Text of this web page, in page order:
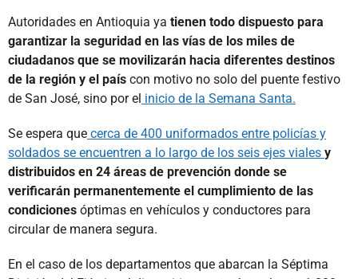
Autoridades en Antioquia ya tienen todo dispuesto para
garantizar la seguridad en las vías de los miles de
ciudadanos que se movilizarán hacia diferentes destinos
de la región y el país con motivo no solo del puente festivo
de San José, sino por el inicio de la Semana Santa.
Se espera que cerca de 400 uniformados entre policías y
soldados se encuentren a lo largo de los seis ejes viales y
distribuidos en 24 áreas de prevención donde se
verificarán permanentemente el cumplimiento de las
condiciones óptimas en vehículos y conductores para
circular de manera segura.
En el caso de los departamentos que abarcan la Séptima